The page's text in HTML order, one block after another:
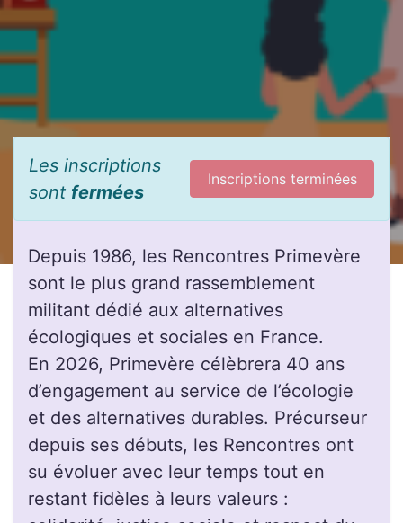
Les inscriptions
sont fermées
Inscriptions terminées
Depuis 1986, les Rencontres Primevère
sont le plus grand rassemblement
militant dédié aux alternatives
écologiques et sociales en France.
En 2026, Primevère célèbrera 40 ans
d’engagement au service de l’écologie
et des alternatives durables. Précurseur
depuis ses débuts, les Rencontres ont
su évoluer avec leur temps tout en
restant fidèles à leurs valeurs :